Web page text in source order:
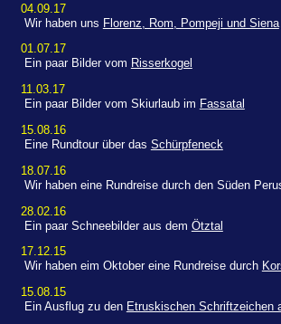
04.09.17
Wir haben uns Florenz, Rom, Pompeji und Siena
01.07.17
Ein paar Bilder vom Risserkogel
11.03.17
Ein paar Bilder vom Skiurlaub im Fassatal
15.08.16
Eine Rundtour über das Schürpfeneck
18.07.16
Wir haben eine Rundreise durch den Süden
28.02.16
Ein paar Schneebilder aus dem Ötztal
17.12.15
Wir haben eim Oktober eine Rundreise durch
15.08.15
Ein Ausflug zu den Etruskischen Schriftzeichen